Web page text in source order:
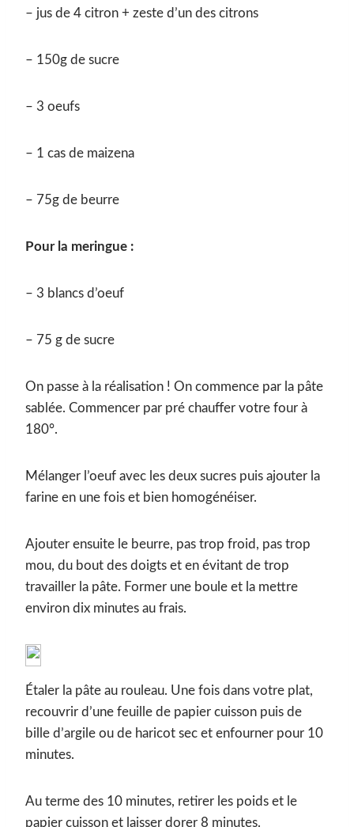
– jus de 4 citron + zeste d’un des citrons
– 150g de sucre
– 3 oeufs
– 1 cas de maizena
– 75g de beurre
Pour la meringue :
– 3 blancs d’oeuf
– 75 g de sucre
On passe à la réalisation ! On commence par la pâte
sablée. Commencer par pré chauffer votre four à
180°.
Mélanger l’oeuf avec les deux sucres puis ajouter la
farine en une fois et bien homogénéiser.
Ajouter ensuite le beurre, pas trop froid, pas trop
mou, du bout des doigts et en évitant de trop
travailler la pâte. Former une boule et la mettre
environ dix minutes au frais.
Étaler la pâte au rouleau. Une fois dans votre plat,
recouvrir d’une feuille de papier cuisson puis de
bille d’argile ou de haricot sec et enfourner pour 10
minutes.
Au terme des 10 minutes, retirer les poids et le
papier cuisson et laisser dorer 8 minutes.